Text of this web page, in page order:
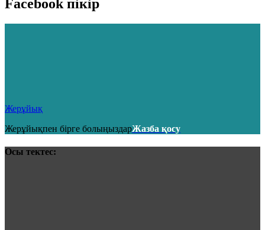
Facebook пікір
Жерұйық
Жерұйықпен бірге болыңыздарЖазба қосу
Осы тектес: